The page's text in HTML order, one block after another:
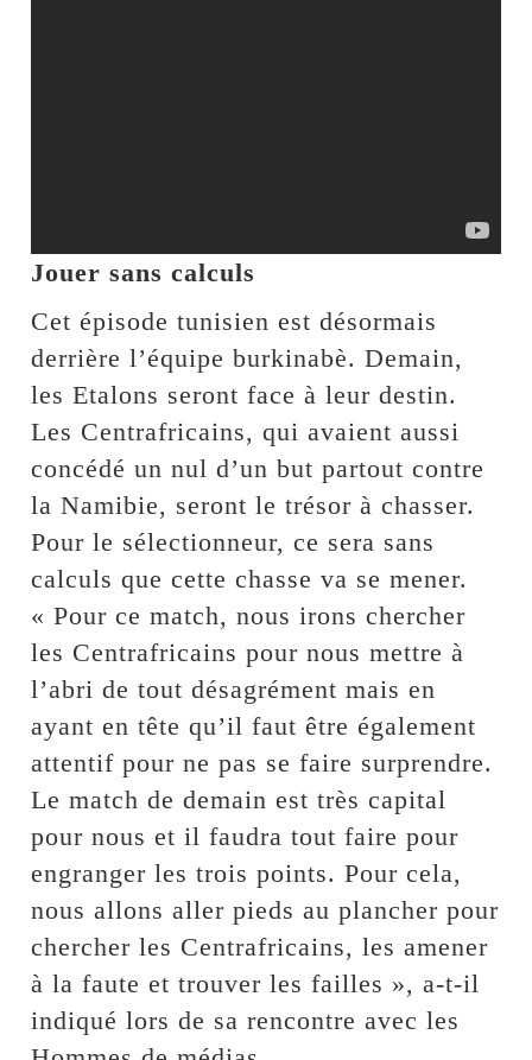
Jouer sans calculs
Cet épisode tunisien est désormais
derrière l’équipe burkinabè. Demain,
les Etalons seront face à leur destin.
Les Centrafricains, qui avaient aussi
concédé un nul d’un but partout contre
la Namibie, seront le trésor à chasser.
Pour le sélectionneur, ce sera sans
calculs que cette chasse va se mener.
« Pour ce match, nous irons chercher
les Centrafricains pour nous mettre à
l’abri de tout désagrément mais en
ayant en tête qu’il faut être également
attentif pour ne pas se faire surprendre.
Le match de demain est très capital
pour nous et il faudra tout faire pour
engranger les trois points. Pour cela,
nous allons aller pieds au plancher pour
chercher les Centrafricains, les amener
à la faute et trouver les failles », a-t-il
indiqué lors de sa rencontre avec les